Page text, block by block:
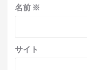
名前 ※
サイト